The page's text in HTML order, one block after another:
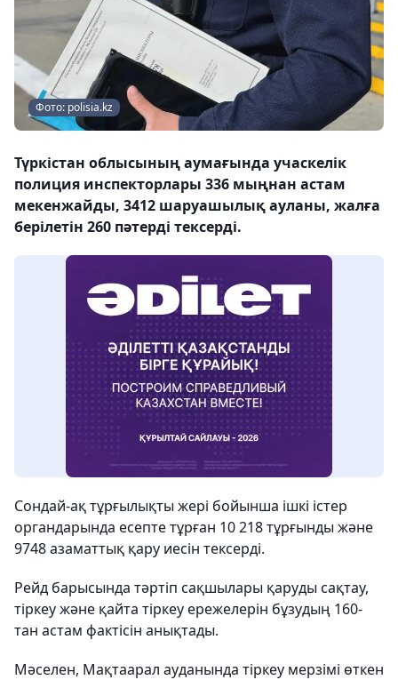
Фото: polisia.kz
Түркістан облысының аумағында учаскелік
полиция инспекторлары 336 мыңнан астам
мекенжайды, 3412 шаруашылық ауланы, жалға
берілетін 260 пәтерді тексерді.
Сондай-ақ тұрғылықты жері бойынша ішкі істер
органдарында есепте тұрған 10 218 тұрғынды және
9748 азаматтық қару иесін тексерді.
Рейд барысында тәртіп сақшылары қаруды сақтау,
тіркеу және қайта тіркеу ережелерін бұзудың 160-
тан астам фактісін анықтады.
Мәселен, Мақтаарал ауданында тіркеу мерзімі өткен